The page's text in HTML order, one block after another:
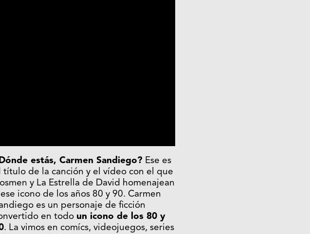
estás, Carmen Sandiego? Ese es
título de la canción y el vídeo con el que
y La Estrella de David homenajean
icono de los años 80 y 90. Carmen
es un personaje de ficción
en todo un icono de los 80 y
. La vimos en comícs, videojuegos, series